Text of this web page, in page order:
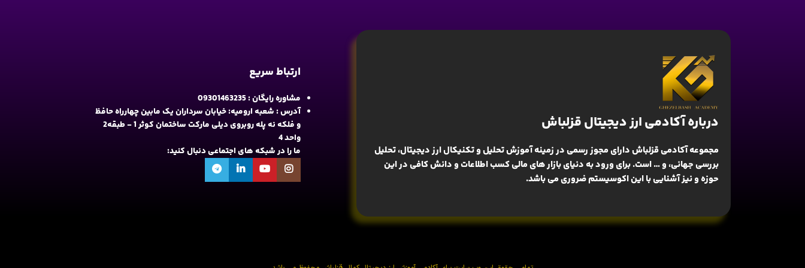
درباره آکادمی ارز دیجیتال قزلباش
مجموعه آکادمی قزلباش دارای مجوز رسمی در زمینهآموزش تحلیل و تکنیکال ارز دیجیتال، تحلیل
بررسی جهانی، و … است. برای ورود به دنیای بازار های مالی کسب اطلاعات و دانش کافی در این
حوزه و نیز آشنایی با این اکوسیستم ضروری می باشد.
ارتباط سریع
مشاوره رایگان : 09301463235
آدرس : شعبه ارومیه: خیابان سرداران یک مابین چهارراه حافظ
و فلکه نه پله روبروی دیلی مارکت ساختمان کوثر 1 - طبقه2
واحد 4
ما را در شبکه های اجتماعی دنبال کنید: